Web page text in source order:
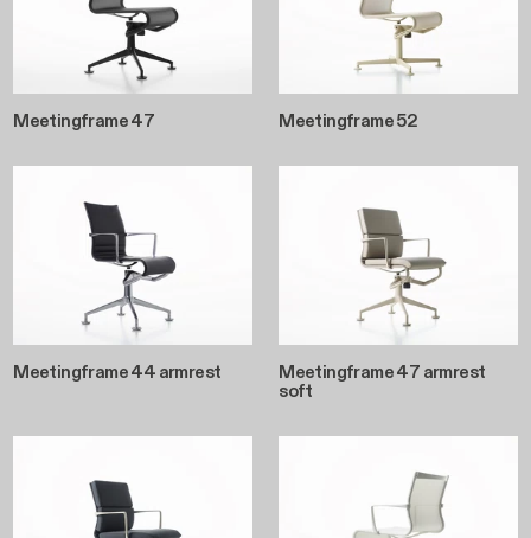
Meetingframe 47 Meetingframe 52
Meetingframe 44 armrest
Meetingframe 47 armrest
soft